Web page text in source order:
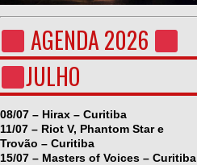
AGENDA 2026
JULHO
08/07 – Hirax – Curitiba
11/07 – Riot V, Phantom Star e
Trovão – Curitiba
15/07 – Masters of Voices – Curitiba